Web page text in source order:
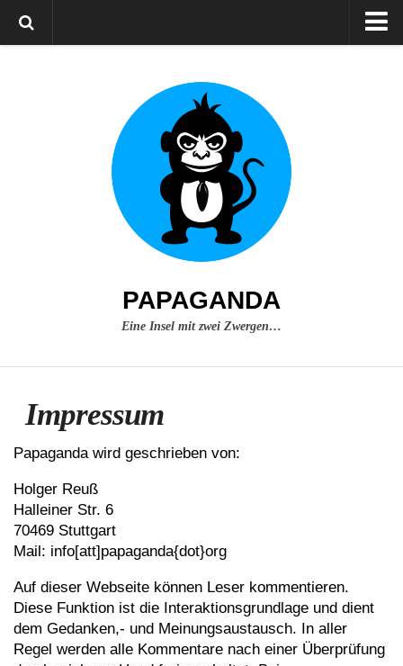
PAPAGANDA
Eine Insel mit zwei Zwergen…
Impressum
Papaganda wird geschrieben von:
Holger Reuß
Halleiner Str. 6
70469 Stuttgart
Mail: info[att]papaganda{dot}org
Auf dieser Webseite können Leser kommentieren.
Diese Funktion ist die Interaktionsgrundlage und dient
dem Gedanken,- und Meinungsaustausch. In aller
Regel werden alle Kommentare nach einer Überprüfung